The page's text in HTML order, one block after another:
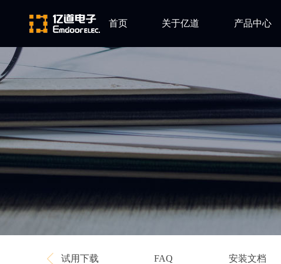
首页 关于亿道
企业文化
产品中心
Ansys
Qt
Green Hills
Minitab
Visu-IT
试用下载 FAQ 安装文档